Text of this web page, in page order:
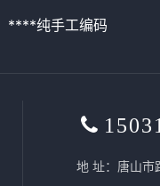
****纯手工编码
地 址：唐山市